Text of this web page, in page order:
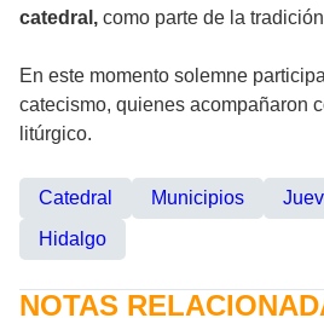
catedral, como parte de la
En este momento solemne
catecismo, quienes acompañaron
litúrgico.
Catedral Municipios
Hidalgo
NOTAS